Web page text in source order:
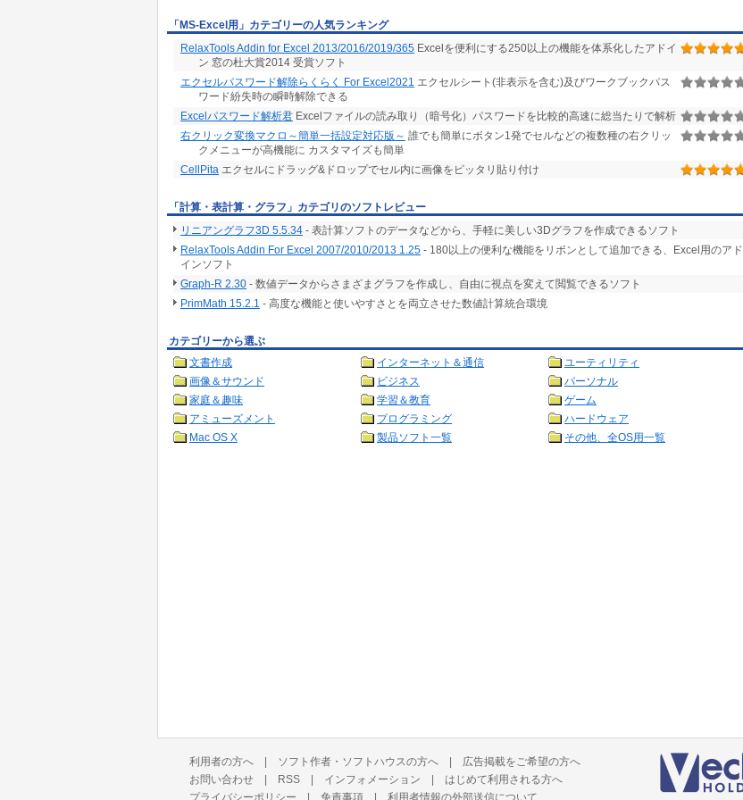
「MS-Excel用」カテゴリーの人気ランキング
RelaxTools Addin for Excel 2013/2016/2019/365 Excelを便利にする250以上の機能を体系化したアドイ
ン 窓の杜大賞2014 受賞ソフト
エクセルパスワード解除らくらく For Excel2021 エクセルシート(非表示を含む)及びワークブックパス
ワード紛失時の瞬時解除できる
Excelパスワード解析君 Excelファイルの読み取り（暗号化）パスワードを比較的高速に総当たりで解析
右クリック変換マクロ～簡単一括設定対応版～ 誰でも簡単にボタン1発でセルなどの複数種の右クリッ
クメニューが高機能に カスタマイズも簡単
CellPita エクセルにドラッグ&ドロップでセル内に画像をピッタリ貼り付け
「計算・表計算・グラフ」カテゴリのソフトレビュー
リニアングラフ3D 5.5.34 - 表計算ソフトのデータなどから、手軽に美しい3Dグラフを作成できるソフト
RelaxTools Addin For Excel 2007/2010/2013 1.25 - 180以上の便利な機能をリボンとして追加できる、Excel用のアド
インソフト
Graph-R 2.30 - 数値データからさまざまグラフを作成し、自由に視点を変えて閲覧できるソフト
PrimMath 15.2.1 - 高度な機能と使いやすさとを両立させた数値計算統合環境
カテゴリーから選ぶ
文書作成
インターネット＆通信
ユーティリティ
画像＆サウンド
ビジネス
パーソナル
家庭＆趣味
学習＆教育
ゲーム
アミューズメント
プログラミング
ハードウェア
Mac OS X
製品ソフト一覧 その他、全OS用一覧
利用者の方へ | ソフト作者・ソフトハウスの方へ | 広告掲載をご希望の方へ
お問い合わせ | RSS | インフォメーション | はじめて利用される方へ
プライバシーポリシー | 免責事項 | 利用者情報の外部送信について